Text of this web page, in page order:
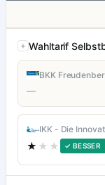
Wahltarif
BKK
—
IKK - Die
★ ★★ ✓ BESSER